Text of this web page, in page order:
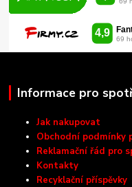
Informace pro
Jak nakupovat
Obchodní podmínky
Reklamační řád pro
Kontakty
Recyklační příspěvky